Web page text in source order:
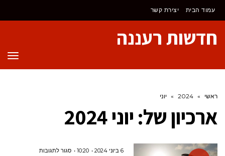
לתוכן
עמוד הבית יצירת קשר
חדשות רעננה
ראשי »
2024
» יוני
ארכיון של: יוני 2024
6 ביוני 2024 10:20 סגור לתגובותעל